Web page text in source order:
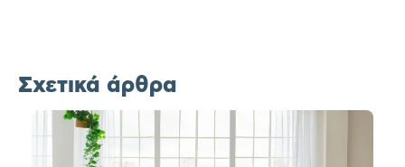
Σχετικά άρθρα